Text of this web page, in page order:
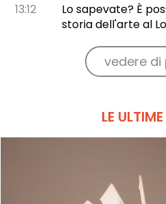
13:12
Lo sapevate? È
storia dell'arte al
vedere di
LE